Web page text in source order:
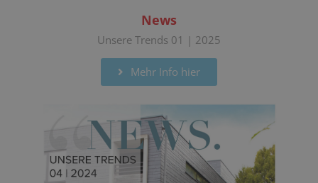
News
Unsere Trends 01 | 2025
Mehr Info hier